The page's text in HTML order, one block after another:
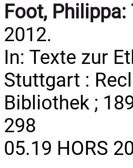
Foot, Philippa:
2012.
In: Texte zur
Stuttgart :
Bibliothek ;
298
05.19 HORS